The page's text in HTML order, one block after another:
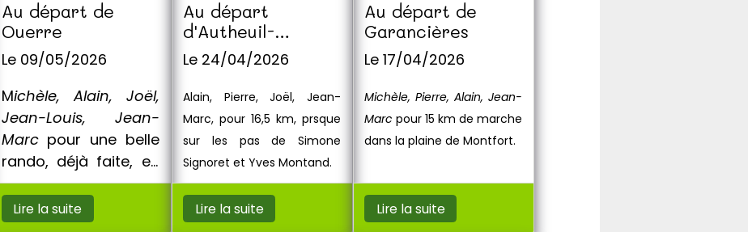
Au départ de
Ouerre
Le 09/05/2026
Michèle, Alain, Joël,
Jean-Louis, Jean-
Marc pour une belle
rando, déjà faite, en
Eure-et-Loir.
Lire la suite
Au départ
d'Autheuil-
Authouillet
Le 24/04/2026
Alain, Pierre, Joël, Jean-
Marc, pour 16,5 km, prsque
sur les pas de Simone
Signoret et Yves Montand.
Lire la suite
Au départ de
Garancières
Le 17/04/2026
Michèle, Pierre, Alain, Jean-
Marc pour 15 km de marche
dans la plaine de Montfort.
Lire la suite